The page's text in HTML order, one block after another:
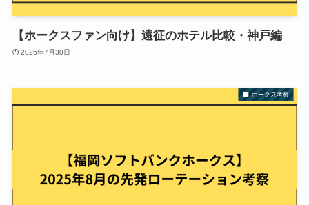
【ホークスファン向け】遠征のホテル比較・神戸編
2025年7月30日
ホークス考察